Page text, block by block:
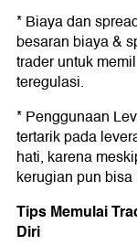
* Biaya dan
besaran biaya &
trader untuk
teregulasi.
* Penggunaan
tertarik pada
hati, karena
kerugian pun
Tips Memulai
Diri